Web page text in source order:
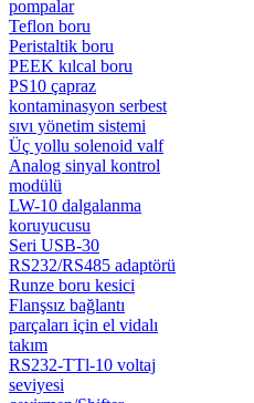
pompalar
Teflon boru
Peristaltik boru
PEEK kılcal boru
PS10 çapraz
kontaminasyon serbest
sıvı yönetim sistemi
Üç yollu solenoid valf
Analog sinyal kontrol
modülü
LW-10 dalgalanma
koruyucusu
Seri USB-30
RS232/RS485 adaptörü
Runze boru kesici
Flanşsız bağlantı
parçaları için el vidalı
takım
RS232-TTl-10 voltaj
seviyesi